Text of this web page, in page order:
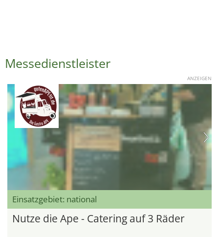
Messedienstleister
ANZEIGEN
Einsatzgebiet: national
Nutze die Ape - Catering auf 3 Räder